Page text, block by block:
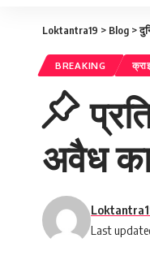
Loktantra19 > Blog >
BREAKING
अवैध
Last